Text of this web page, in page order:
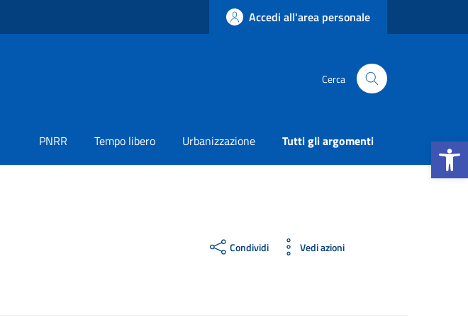
Apri la
Accedi all'area personale
Cerca
PNRR Tempo libero Urbanizzazione Tutti gli argomenti
Condividi Vedi azioni